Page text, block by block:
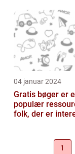
04 januar 2024
Gratis bøger er
populær
folk, der er
1